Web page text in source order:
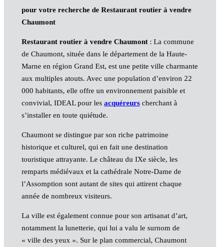
pour votre recherche de Restaurant routier à vendre
Chaumont
Restaurant routier à vendre Chaumont: La commune
de Chaumont, située dans le département de la Haute-
Marne en région Grand Est, est une petite ville charmante
aux multiples atouts. Avec une population d’environ 22
000 habitants, elle offre un environnement paisible et
convivial, IDEAL pour les acquéreurscherchant à
s’installer en toute quiétude.
Chaumont se distingue par son riche patrimoine
historique et culturel, qui en fait une destination
touristique attrayante. Le château du IXe siècle, les
remparts médiévaux et la cathédrale Notre-Dame de
l’Assomption sont autant de sites qui attirent chaque
année de nombreux visiteurs.
La ville est également connue pour son artisanat d’art,
notamment la lunetterie, qui lui a valu le surnom de
« ville des yeux ». Sur le plan commercial, Chaumont